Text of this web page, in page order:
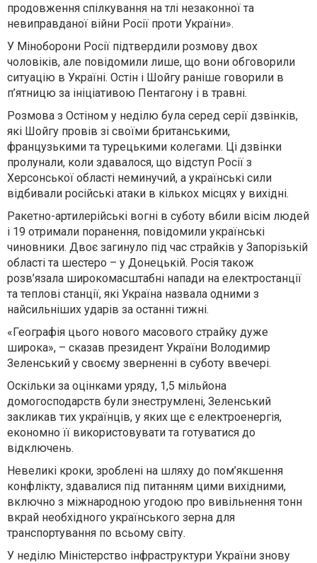
продовження спілкування на тлі незаконної та
невиправданої війни Росії проти України».
У Міноборони Росії підтвердили розмову двох
чоловіків, але повідомили лише, що вони обговорили
ситуацію в Україні. Остін і Шойгу раніше говорили в
п’ятницю за ініціативою Пентагону і в травні.
Розмова з Остіном у неділю була серед серії дзвінків,
які Шойгу провів зі своїми британськими,
французькими та турецькими колегами. Ці дзвінки
пролунали, коли здавалося, що відступ Росії з
Херсонської області неминучий, а українські сили
відбивали російські атаки в кількох місцях у вихідні.
Ракетно-артилерійські вогні в суботу вбили вісім людей
і 19 отримали поранення, повідомили українські
чиновники. Двоє загинуло під час страйків у Запорізькій
області та шестеро – у Донецькій. Росія також
розв’язала широкомасштабні напади на електростанції
та теплові станції, які Україна назвала одними з
найсильніших ударів за останні тижні.
«Географія цього нового масового страйку дуже
широка», – сказав президент України Володимир
Зеленський у своєму зверненні в суботу ввечері.
Оскільки за оцінками уряду, 1,5 мільйона
домогосподарств були знеструмлені, Зеленський
закликав тих українців, у яких ще є електроенергія,
економно її використовувати та готуватися до
відключень.
Невеликі кроки, зроблені на шляху до пом’якшення
конфлікту, здавалися під питанням цими вихідними,
включно з міжнародною угодою про вивільнення тонн
вкрай необхідного українського зерна для
транспортування по всьому світу.
У неділю Міністерство інфраструктури України знову